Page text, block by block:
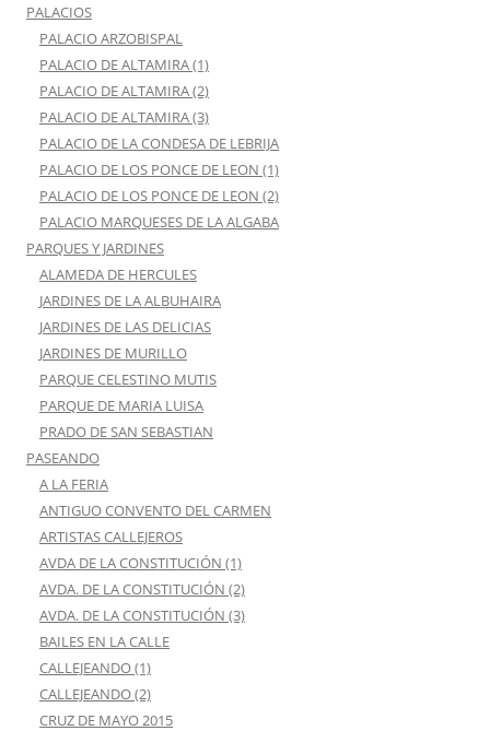
PALACIOS
PALACIO ARZOBISPAL
PALACIO DE ALTAMIRA (1)
PALACIO DE ALTAMIRA (2)
PALACIO DE ALTAMIRA (3)
PALACIO DE LA CONDESA DE LEBRIJA
PALACIO DE LOS PONCE DE LEON (1)
PALACIO DE LOS PONCE DE LEON (2)
PALACIO MARQUESES DE LA ALGABA
PARQUES Y JARDINES
ALAMEDA DE HERCULES
JARDINES DE LA ALBUHAIRA
JARDINES DE LAS DELICIAS
JARDINES DE MURILLO
PARQUE CELESTINO MUTIS
PARQUE DE MARIA LUISA
PRADO DE SAN SEBASTIAN
PASEANDO
A LA FERIA
ANTIGUO CONVENTO DEL CARMEN
ARTISTAS CALLEJEROS
AVDA DE LA CONSTITUCIÓN (1)
AVDA. DE LA CONSTITUCIÓN (2)
AVDA. DE LA CONSTITUCIÓN (3)
BAILES EN LA CALLE
CALLEJEANDO (1)
CALLEJEANDO (2)
CRUZ DE MAYO 2015